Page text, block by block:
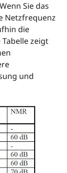
Sie das
Netzfrequenz
die
zeigt
und